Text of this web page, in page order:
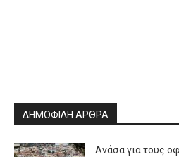
ΔΗΜΟΦΙΛΗ ΑΡΘΡΑ
Ανάσα για τους